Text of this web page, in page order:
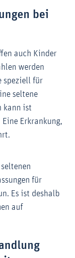
bei
auch Kinder
werden
speziell für
seltene
kann ist
Eine Erkrankung,
für
Es ist deshalb
auf